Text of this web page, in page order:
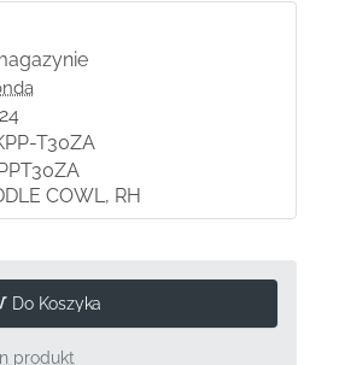
T30ZA
COWL, RH
Do Koszyka
produkt